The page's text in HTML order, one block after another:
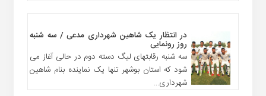
در انتظار یک شاهین شهرداری مدعی / سه شنبه
روز رونمایی
سه شنبه رقابتهای لیگ دسته دوم در حالی آغاز می
شود که استان بوشهر تنها یک نماینده بنام شاهین
شهرداری...